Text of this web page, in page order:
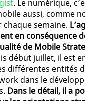
. Le numérique,
aussi, comme
chaque semaine.
en conséquence
de Mobile
début juillet, il est
différentes entités
dans le
Dans le détail, il a